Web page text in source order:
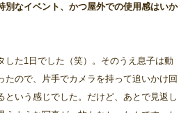
別なイベント、かつ屋外での使用感はいか
した1日でした（笑）。そのうえ息子は動
たので、片手でカメラを持って追いかけ回
という感じでした。だけど、あとで見返し